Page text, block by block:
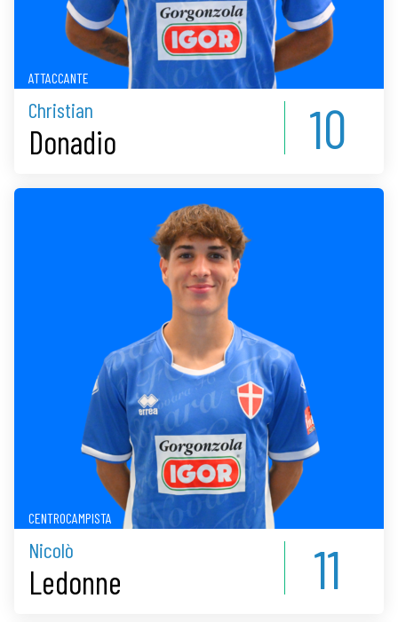
ATTACCANTE
Christian
Donadio 10
CENTROCAMPISTA
Nicolò
Ledonne 11